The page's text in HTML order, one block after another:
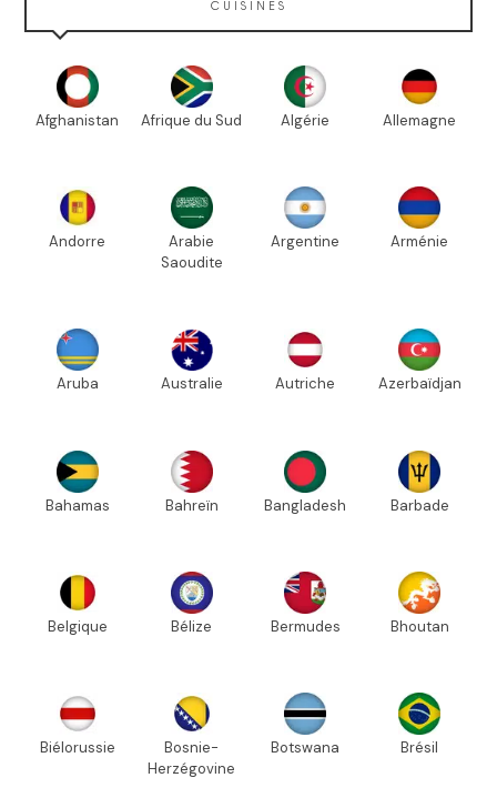
CUISINES
Afghanistan Afrique du Sud Algérie Allemagne
Andorre
Arabie
Saoudite
Argentine Arménie
Aruba Australie Autriche Azerbaïdjan
Bahamas Bahreïn Bangladesh Barbade
Belgique Bélize Bermudes Bhoutan
Biélorussie
Bosnie-
Herzégovine
Botswana Brésil